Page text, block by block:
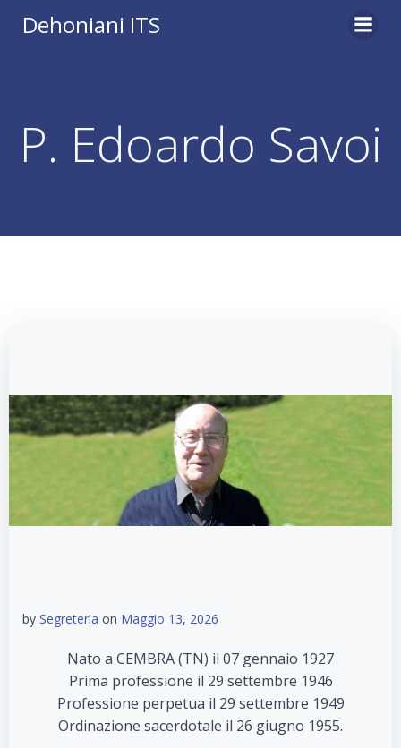
Dehoniani ITS
P. Edoardo Savoi
by Segreteria on Maggio 13, 2026
Nato a CEMBRA (TN) il 07 gennaio 1927
Prima professione il 29 settembre 1946
Professione perpetua il 29 settembre 1949
Ordinazione sacerdotale il 26 giugno 1955.